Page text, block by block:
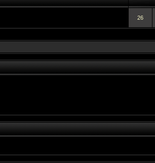
26